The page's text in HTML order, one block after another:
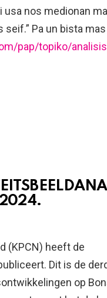
usa nos medionan
Pa un bista
pap/topiko/
(KPCN) heeft de
Dit is de
op